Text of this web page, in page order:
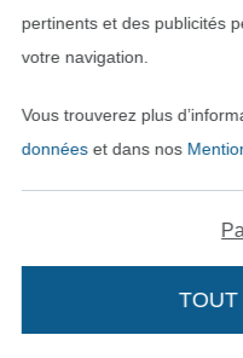
6,55 € / unité
pertinents et des publicités
votre navigation.
Vous trouverez plus
donnéeset dans nos
TOUT